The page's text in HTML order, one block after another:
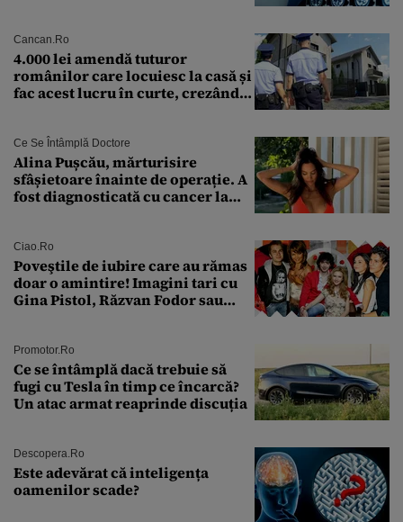
Cancan.ro
4.000 lei amendă tuturor
românilor care locuiesc la casă și
fac acest lucru în curte, crezând
Ce Se Întâmplă Doctore
Alina Pușcău, mărturisire
sfâșietoare înainte de operație. A
fost diagnosticată cu cancer la
îmi salvez viața”
Ciao.ro
Poveştile de iubire care au rămas
doar o amintire! Imagini tari cu
Gina Pistol, Răzvan Fodor sau
Promotor.ro
Ce se întâmplă dacă trebuie să
fugi cu Tesla în timp ce încarcă?
Un atac armat reaprinde discuția
Descopera.ro
Este adevărat că inteligența
oamenilor scade?